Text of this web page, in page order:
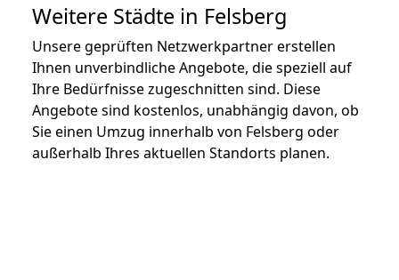
Weitere Städte in Felsberg
Unsere geprüften Netzwerkpartner erstellen
Ihnen unverbindliche Angebote, die speziell auf
Ihre Bedürfnisse zugeschnitten sind. Diese
Angebote sind kostenlos, unabhängig davon, ob
Sie einen Umzug innerhalb von Felsberg oder
außerhalb Ihres aktuellen Standorts planen.